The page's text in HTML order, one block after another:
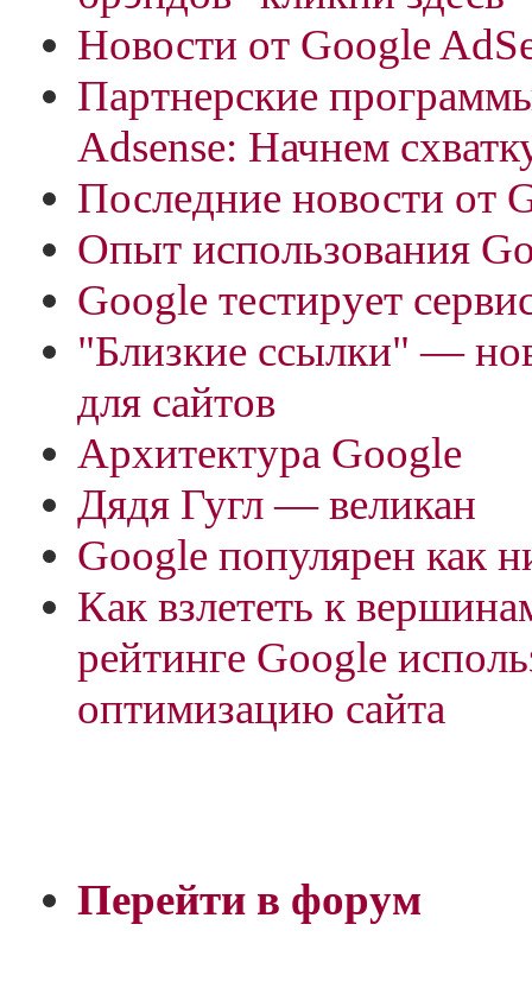
Новости от Google
Партнерские
Adsense: Начнем
Последние новости от
Опыт использования
Google тестирует
"Близкие ссылки" —
для сайтов
Архитектура Google
Дядя Гугл — великан
Google популярен как
Как взлететь к
рейтинге Google
оптимизацию сайта
Перейти в форум